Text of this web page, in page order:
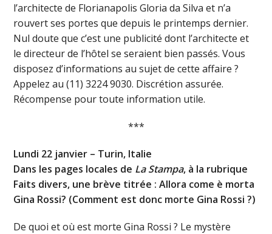
l’architecte de Florianapolis Gloria da Silva et n’a
rouvert ses portes que depuis le printemps dernier.
Nul doute que c’est une publicité dont l’architecte et
le directeur de l’hôtel se seraient bien passés. Vous
disposez d’informations au sujet de cette affaire ?
Appelez au (11) 3224 9030. Discrétion assurée.
Récompense pour toute information utile.
***
Lundi 22 janvier – Turin, Italie
Dans les pages locales de La Stampa, à la rubrique
Faits divers, une brève titrée : Allora come è morta
Gina Rossi? (Comment est donc morte Gina Rossi ?)
De quoi et où est morte Gina Rossi ? Le mystère